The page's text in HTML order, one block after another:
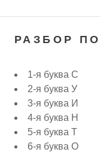
РАЗБОР
1-я буква С
2-я буква У
3-я буква И
4-я буква Н
5-я буква Т
6-я буква О